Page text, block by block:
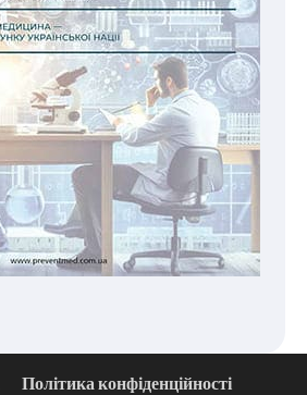
Політика конфіденційності